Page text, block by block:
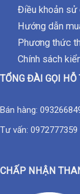
Điều khoản sử
Hướng dẫn
Phương thức
Chính sách
TỔNG ĐÀI GỌI HỖ
Bán hàng:
Tư vấn: 0972777359
CHẤP NHẬN